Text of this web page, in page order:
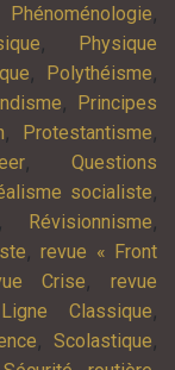
Phénoménologie,
,
Physique
, Polythéisme,
,
Principes
, Protestantisme,
,Questions
socialiste,
, Révisionnisme,
,revue « Front
Crise, revue
Classique,
, Scolastique,